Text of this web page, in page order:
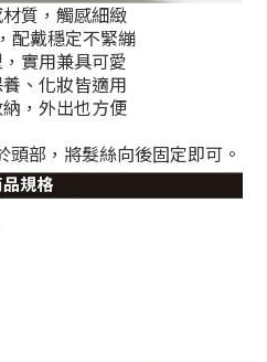
質，觸感細緻
配戴穩定不緊繃
實用兼具可愛
、化妝皆適用
，外出也方便
頭部，將髮絲向後固定即可。